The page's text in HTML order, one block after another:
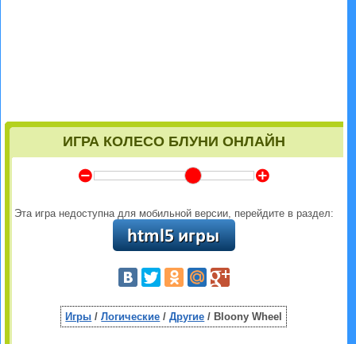
ИГРА КОЛЕСО БЛУНИ ОНЛАЙН
Y Z
Эта игра недоступна для мобильной версии, перейдите в раздел:
Игры /Логические /Другие / Bloony Wheel